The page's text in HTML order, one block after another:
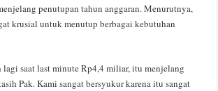
penutupan tahun anggaran. Menurutnya,
krusial untuk menutup berbagai kebutuhan
lagi saat last minute Rp4,4 miliar, itu menjelang
Pak. Kami sangat bersyukur karena itu sangat